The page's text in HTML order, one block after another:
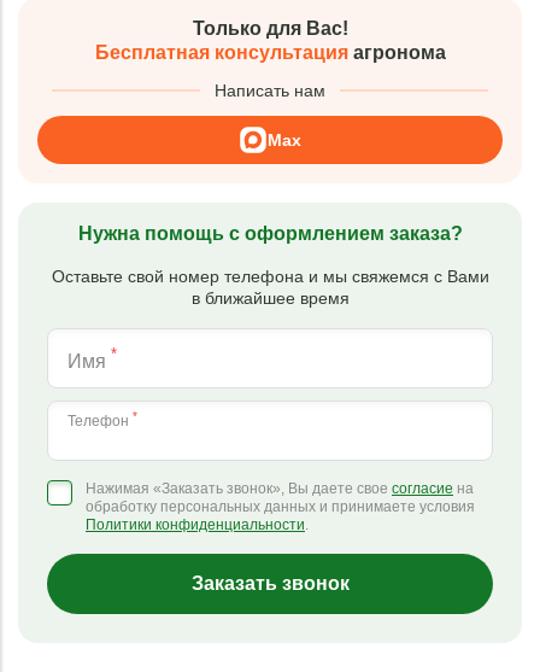
Только для Вас!
Бесплатная консультацияагронома
Написать нам
Max
Нужна помощь с оформлением заказа?
Оставьте свой номер телефона и мы свяжемся с Вами
в ближайшее время
Имя *
Телефон *
Нажимая «Заказать звонок», Вы даете свое согласие на
обработку персональных данных и принимаете условия
Политики конфиденциальности.
Заказать звонок